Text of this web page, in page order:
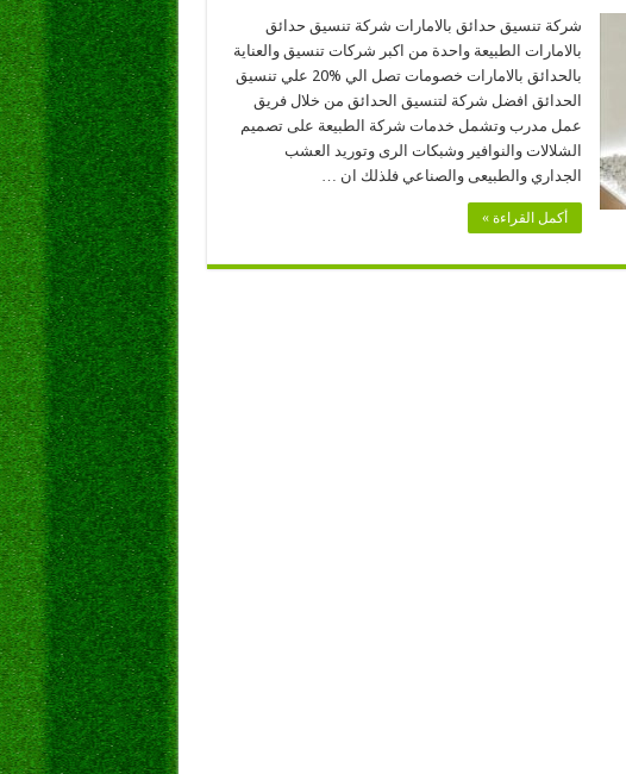
شركة تنسيق حدائق بالامارات شركة تنسيق حدائق
بالامارات الطبيعة واحدة من اكبر شركات تنسيق والعناية
بالحدائق بالامارات خصومات تصل الي 20‎%‎ علي تنسيق
الحدائق افضل شركة لتنسيق الحدائق من خلال فريق
عمل مدرب وتشمل خدمات شركة الطبيعة على تصميم
الشلالات والنوافير وشبكات الرى وتوريد العشب
الجداري والطبيعى والصناعي فلذلك ان …
أكمل القراءة »